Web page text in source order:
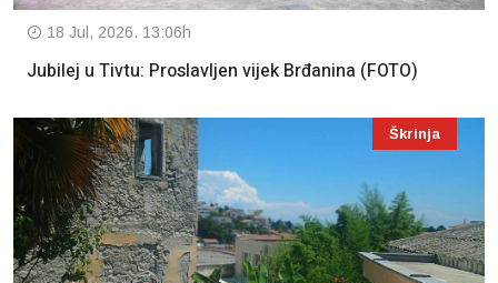
18 Jul, 2026. 13:06h
Jubilej u Tivtu: Proslavljen vijek Brđanina (FOTO)
Škrinja